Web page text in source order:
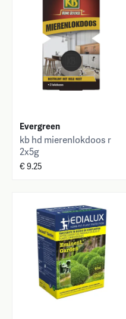
Evergreen
kb hd mierenlokdoos r
2x5g
€ 9.25